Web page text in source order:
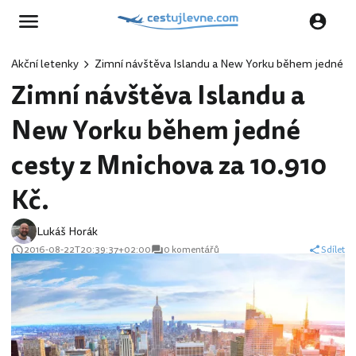
Akční letenky Zimní návštěva Islandu a New Yorku během jedné
Zimní návštěva Islandu a
New Yorku během jedné
cesty z Mnichova za 10.910
Kč.
Lukáš Horák
2016-08-22T20:39:37+02:00 0 komentářů Sdílet